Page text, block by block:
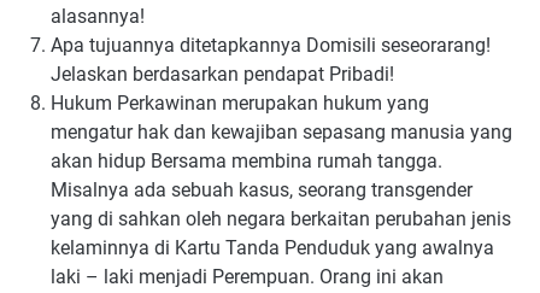
alasannya!
Apa tujuannya ditetapkannya Domisili seseorarang!
Jelaskan berdasarkan pendapat Pribadi!
Hukum Perkawinan merupakan hukum yang
mengatur hak dan kewajiban sepasang manusia yang
akan hidup Bersama membina rumah tangga.
Misalnya ada sebuah kasus, seorang transgender
yang di sahkan oleh negara berkaitan perubahan jenis
kelaminnya di Kartu Tanda Penduduk yang awalnya
laki – laki menjadi Perempuan. Orang ini akan